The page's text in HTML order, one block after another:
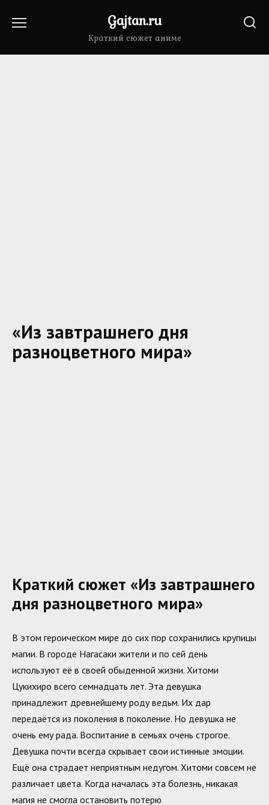
Gajtan.ru
Краткий сюжет аниме
«Из завтрашнего дня
разноцветного мира»
Краткий сюжет «Из завтрашнего
дня разноцветного мира»
В этом героическом мире до сих пор сохранились крупицы
магии. В городе Нагасаки жители и по сей день
используют её в своей обыденной жизни. Хитоми
Цукихиро всего семнадцать лет. Эта девушка
принадлежит древнейшему роду ведьм. Их дар
передаётся из поколения в поколение. Но девушка не
очень ему рада. Воспитание в семьях очень строгое.
Девушка почти всегда скрывает свои истинные эмоции.
Ещё она страдает неприятным недугом. Хитоми совсем не
различает цвета. Когда началась эта болезнь, никакая
магия не смогла остановить потерю